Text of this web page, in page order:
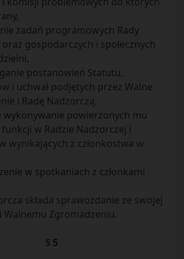
zadań programowych Rady
gospodarczych i społecznych
postanowień Statutu,
i uchwał podjętych przez Walne
i Radę Nadzorczą,
wykonywanie powierzonych mu
w Radzie Nadzorczej i
wynikających z członkostwa w
w spotkaniach z członkami
składa sprawozdanie ze swojej
Walnemu Zgromadzeniu.
§ 5